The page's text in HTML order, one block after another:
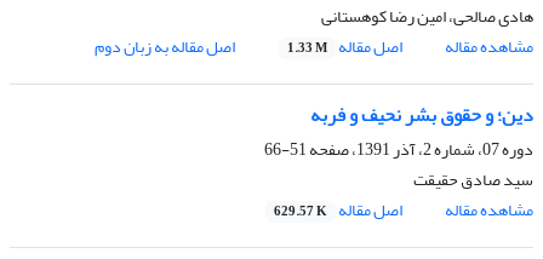
هادی صالحی، امین رضا کوهستانی
مشاهده مقاله
اصل مقاله 1.33 M اصل مقاله به زبان دوم
دین؛ و حقوق بشر نحیف و فربه
دوره 07، شماره 2، آذر 1391، صفحه
51-66
سید صادق حقیقت
مشاهده مقاله
اصل مقاله 629.57 K